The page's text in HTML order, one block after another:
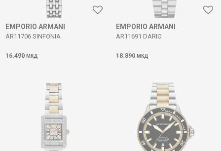
EMPORIO ARMANI
AR11706 SINFONIA
16.490 МКД
EMPORIO ARMANI
AR11691 DARIO
18.890 МКД